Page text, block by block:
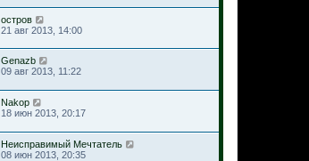
остров
21 авг 2013, 14:00
Genazb
09 авг 2013, 11:22
Nakop
18 июн 2013, 20:17
Неисправимый Мечтатель
08 июн 2013, 20:35